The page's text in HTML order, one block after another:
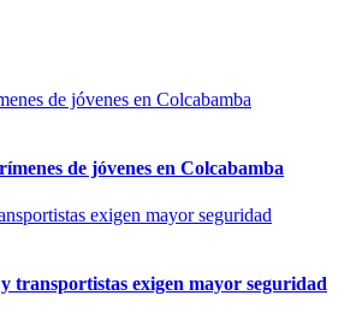
de jóvenes en Colcabamba
transportistas exigen mayor seguridad